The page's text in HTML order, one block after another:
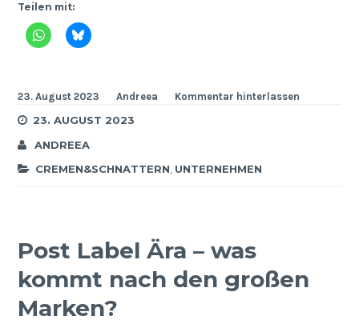
Teilen mit:
23. August 2023 Andreea Kommentar hinterlassen
23. AUGUST 2023
ANDREEA
CREMEN&SCHNATTERN, UNTERNEHMEN
Post Label Ära – was
kommt nach den großen
Marken?